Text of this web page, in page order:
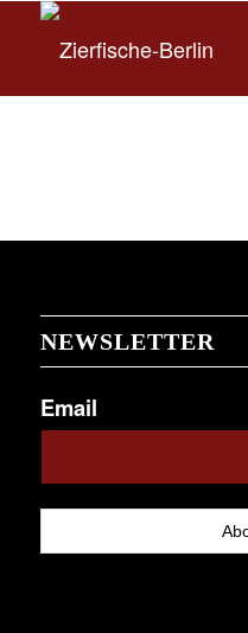
NEWSLETTER
Email